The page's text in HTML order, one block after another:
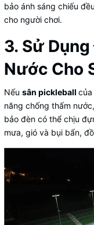
bảo ánh sáng chiếu
cho người chơi.
3. Sử
Nước Cho
Nếu sân pickleball của
năng chống thấm
bảo đèn có thể chịu
mưa, gió và bụi bẩn,